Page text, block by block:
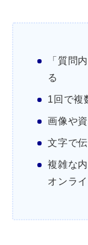
「質問
る
1回で複
画像や
文字で
複雑な
オンラ